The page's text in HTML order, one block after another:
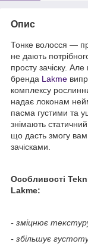
Опис
Тонке волосся —
не дають
просту зачіску.
бренда Lakme
комплексу
надає локонам
пасма густими та
знімають статичний
що дасть змогу
зачісками.
Особливості
Lakme:
- зміцнює
- збільшує